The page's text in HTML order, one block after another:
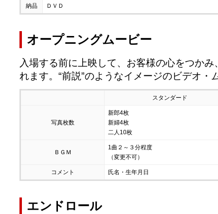
納品 ＤＶＤ
オープニングムービー
入場する前に上映して、お客様の心をつか
れます。“前説”のようなイメージのビデオ・
スタンダード
写真枚数
新郎4枚
新婦4枚
二人10枚
ＢＧＭ
1曲２～３分程度
（変更不可）
コメント 氏名・生年月日
エンドロール